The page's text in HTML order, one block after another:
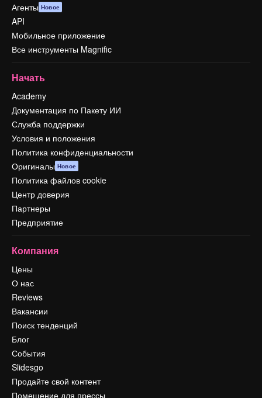
Агенты Новое
API
Мобильное приложение
Все инструменты Magnific
Начать
Academy
Документация по Пакету ИИ
Служба поддержки
Условия и положения
Политика конфиденциальности
Оригиналы Новое
Политика файлов cookie
Центр доверия
Партнеры
Предприятие
Компания
Цены
О нас
Reviews
Вакансии
Поиск тенденций
Блог
События
Slidesgo
Продайте свой контент
Помещение для прессы